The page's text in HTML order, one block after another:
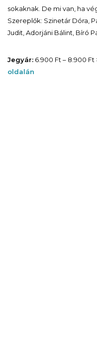
sokaknak. De mi van, ha
Szereplők: Szinetár Dóra,
Judit, Adorjáni Bálint, Bíró
Jegyár: 6.900 Ft – 8.900 Ft
oldalán